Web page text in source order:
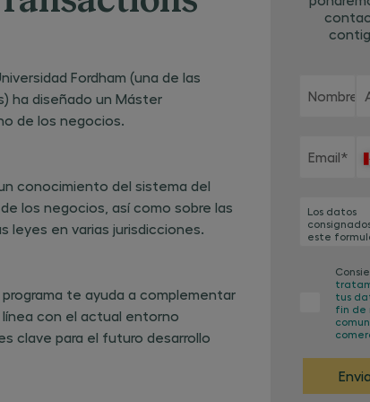
Fordham (una de las
ha diseñado un Máster
de los negocios.
conocimiento del sistema del
los negocios, así como sobre las
leyes en varias jurisdicciones.
programa te ayuda a complementar
con el actual entorno
clave para el futuro desarrollo
Nombre *
Email*
Los datos
este
del
CENTRO
DE
CEG), con la
finalidad
tus
fin de